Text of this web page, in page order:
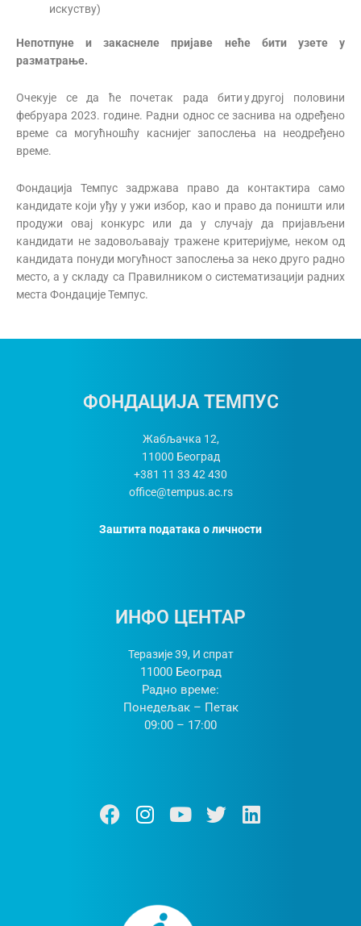
искуству)
Непотпуне и закаснеле пријаве неће бити узете у
разматрање.
Очекује се да ће почетак рада бити у другој половини
фебруара 2023. године. Радни однос се заснива на одређено
време са могућношћу каснијег запослења на неодређено
време.
Фондација Темпус задржава право да контактира само
кандидате који уђу у ужи избор, као и право да поништи или
продужи овај конкурс или да у случају да пријављени
кандидати не задовољавају тражене критеријуме, неком од
кандидата понуди могућност запослења за неко друго радно
место, а у складу са Правилником о систематизацији радних
места Фондације Темпус.
ФОНДАЦИЈА ТЕМПУС
Жабљачка 12,
11000 Београд
+381 11 33 42 430
office@tempus.ac.rs
Заштита података о личности
ИНФО ЦЕНТАР
Теразије 39, И спрат
11000 Београд
Радно време:
Понедељак – Петак
09:00 – 17:00
Ф
а
И
н
г
Y
о
б
Т
w
Л
и